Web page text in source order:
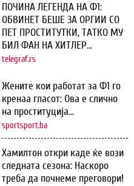
ПОЧИНА ЛЕГЕНДА НА Ф1:
ОБВИНЕТ БЕШЕ ЗА ОРГИИ СО
ПЕТ ПРОСТИТУТКИ, ТАТКО МУ
БИЛ ФАН НА ХИТЛЕР...
telegraf.rs
Жените кои работат за Ф1 го
кренаа гласот: Ова е слично
на проституција...
sportsport.ba
Хамилтон откри каде ќе вози
следната сезона: Наскоро
треба да почнеме преговори!